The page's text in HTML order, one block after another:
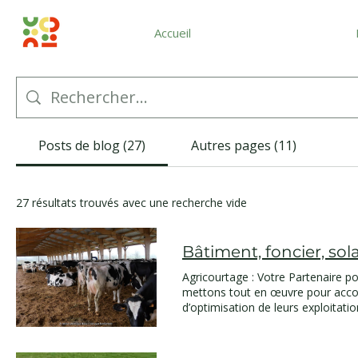
Accueil
Posts de blog (27) Autres pages (11)
27 résultats trouvés avec une recherche vide
Agricourtage : Votre Partenaire
mettons tout en œuvre pour
d’optimisation de leurs